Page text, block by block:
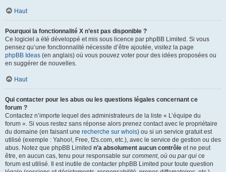
Haut
Pourquoi la fonctionnalité X n’est pas disponible ?
Ce logiciel a été développé et mis sous licence par phpBB Limited. Si vous
pensez qu’une fonctionnalité nécessite d’être ajoutée, visitez la page
phpBB Ideas (en anglais) où vous pouvez voter pour des idées proposées ou
en suggérer de nouvelles.
Haut
Qui contacter pour les abus ou les questions légales concernant ce
forum ?
Contactez n’importe lequel des administrateurs de la liste « L’équipe du
forum ». Si vous restez sans réponse alors prenez contact avec le propriétaire
du domaine (en faisant une recherche sur whois) ou si un service gratuit est
utilisé (exemple : Yahoo!, Free, f2s.com, etc.), avec le service de gestion ou des
abus. Notez que phpBB Limited n’a absolument aucun contrôle et ne peut
être, en aucun cas, tenu pour responsable sur comment, où ou par qui ce
forum est utilisé. Il est inutile de contacter phpBB Limited pour toute question